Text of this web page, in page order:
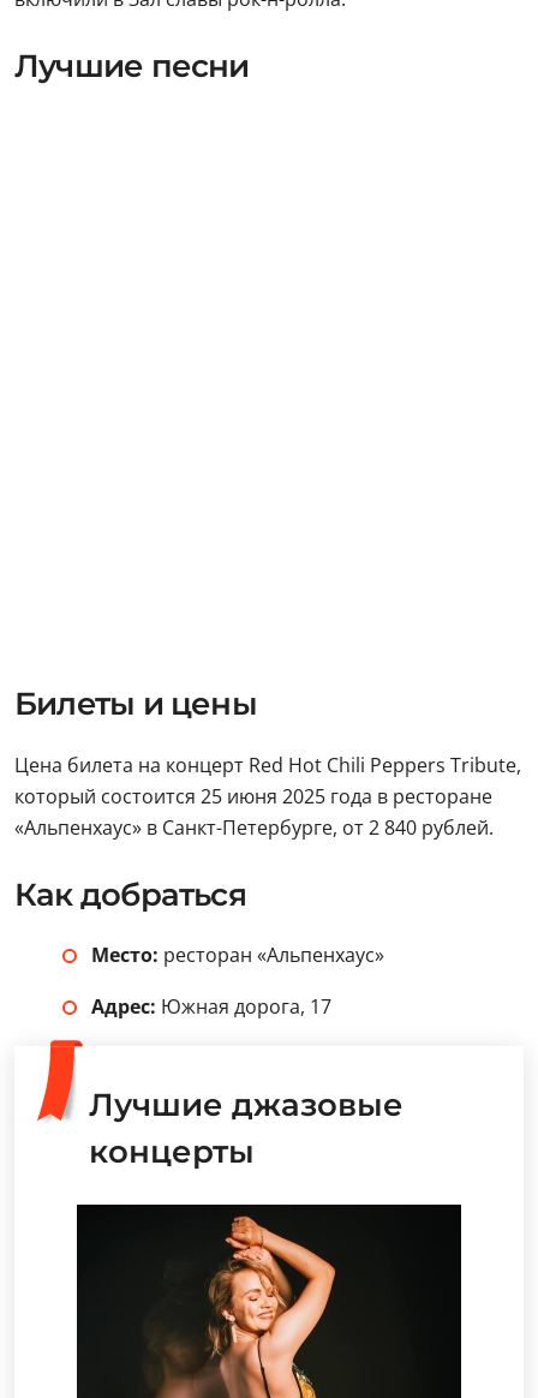
Лучшие песни
Билеты и цены
Цена билета на концерт Red Hot Chili Peppers Tribute,
который состоится 25 июня 2025 года в ресторане
«Альпенхаус» в Санкт-Петербурге, от 2 840 рублей.
Как добраться
Место: ресторан «Альпенхаус»
Адрес: Южная дорога, 17
Лучшие джазовые
концерты